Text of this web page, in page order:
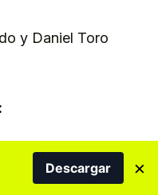
y Daniel Toro
// 18-11, 19-12,
Descargar ×